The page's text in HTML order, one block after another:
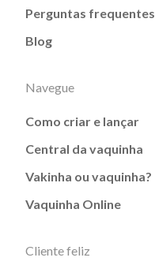
Perguntas frequentes
Blog
Navegue
Como criar e lançar
Central da vaquinha
Vakinha ou vaquinha?
Vaquinha Online
Cliente feliz